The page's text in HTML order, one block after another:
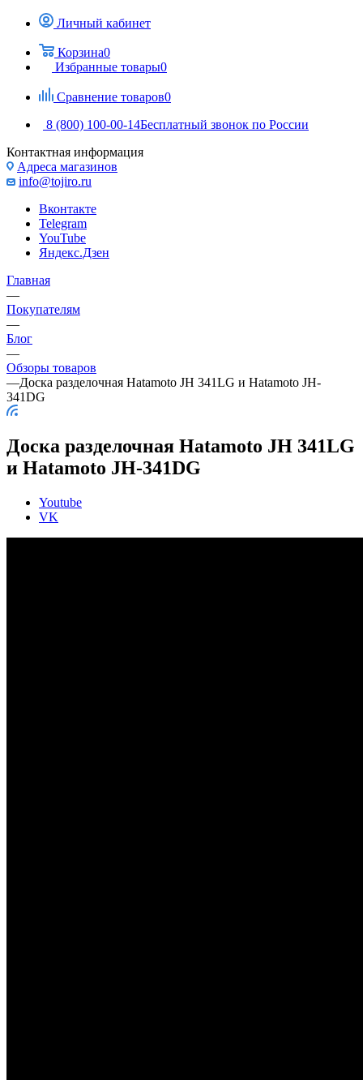
Личный кабинет
Корзина0
Избранные товары0
Сравнение товаров0
8 (800) 100-00-14Бесплатный звонок по России
Контактная информация
Адреса магазинов
info@tojiro.ru
Вконтакте
Telegram
YouTube
Яндекс.Дзен
Главная
—
Покупателям
—
Блог
—
Обзоры товаров
—Доска разделочная Hatamoto JH 341LG и Hatamoto JH-
341DG
Доска разделочная Hatamoto JH 341LG
и Hatamoto JH-341DG
Youtube
VK